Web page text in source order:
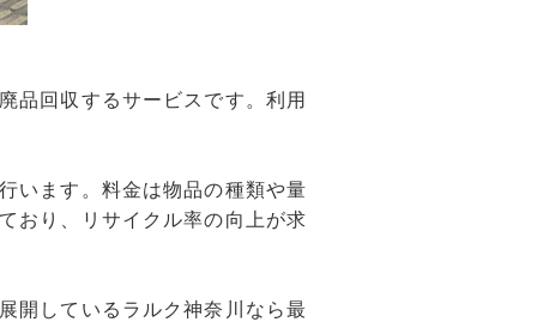
品回収するサービスです。利用
います。料金は物品の種類や量
おり、リサイクル率の向上が求
開しているラルク神奈川なら最